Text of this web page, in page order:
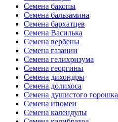
Семена бакопы
Семена бальзамина
Семена бархатцев
Семена Василька
Семена вербены
Семена газании
Семена гелихризума
Семена георгины
Семена дихондры
Семена долихоса
Семена душистого горошка
Семена ипомеи
Семена календулы